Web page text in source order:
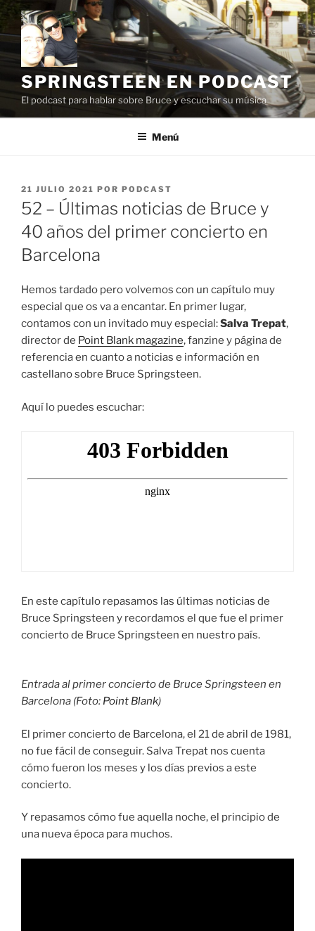
Saltar
contenido
SPRINGSTEEN EN PODCAST
El podcast para hablar sobre Bruce y escuchar su música
Menú
PUBLICADO
EL
21 JULIO 2021 POR PODCAST
52 – Últimas noticias de Bruce y
40 años del primer concierto en
Barcelona
Hemos tardado pero volvemos con un capítulo muy
especial que os va a encantar. En primer lugar,
contamos con un invitado muy especial:Salva Trepat,
director de Point Blank magazine, fanzine y página de
referencia en cuanto a noticias e información en
castellano sobre Bruce Springsteen.
Aquí lo puedes escuchar:
En este capítulo repasamos las últimas noticias de
Bruce Springsteen y recordamos el que fue el primer
concierto de Bruce Springsteen en nuestro país.
Entrada al primer concierto de Bruce Springsteen en
Barcelona (Foto: Point Blank)
El primer concierto de Barcelona, el 21 de abril de 1981,
no fue fácil de conseguir. Salva Trepat nos cuenta
cómo fueron los meses y los días previos a este
concierto.
Y repasamos cómo fue aquella noche, el principio de
una nueva época para muchos.